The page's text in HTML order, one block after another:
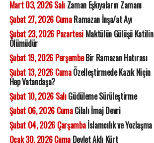
Mart 03, 2026 SalıZaman Eşkıyaların Zamanı
Şubat 27, 2026 CumaRamazan İnşa/at Ayı
Şubat 23, 2026 PazartesiMaktülün Gülüşü Katilin
Ölümüdür
Şubat 19, 2026 PerşembeBir Ramazan Hatırası
Şubat 13, 2026 CumaÖzelleştirmede Kazık Niçin
Hep Vatandaşa?
Şubat 10, 2026 SalıGüdüleme Sürüleştirme
Şubat 06, 2026 CumaCilalı İmaj Devri
Şubat 04, 2026 Çarşambaİslamcılık ve Yozlaşma
Ocak 30, 2026 CumaDevlet Aklı Kürt